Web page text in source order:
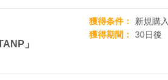
」
獲得条件
新規購入
獲得期間
30日後